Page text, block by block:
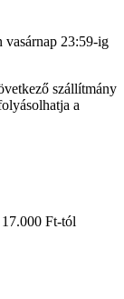
vasárnap 23:59-ig
szállítmány
a
17.000 Ft-tól